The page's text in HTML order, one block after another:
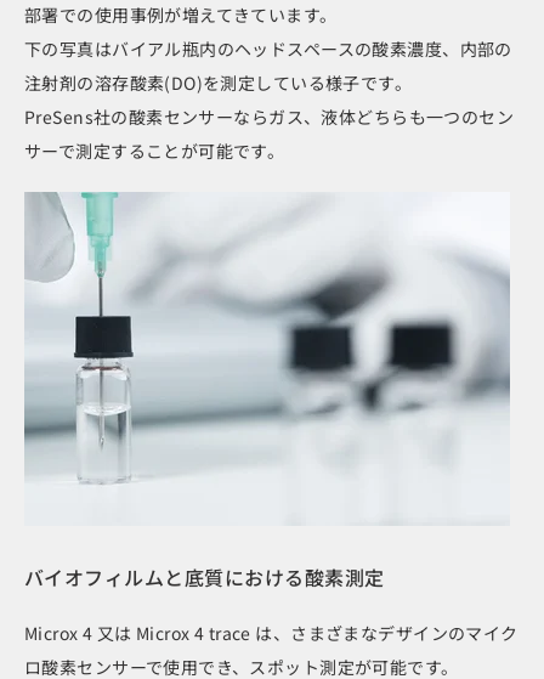
部署での使用事例が増えてきています。
下の写真はバイアル瓶内のヘッドスペースの酸素濃度、内部の
注射剤の溶存酸素(DO)を測定している様子です。
PreSens社の酸素センサーならガス、液体どちらも一つのセン
サーで測定することが可能です。
バイオフィルムと底質における酸素測定
Microx 4 又は Microx 4 trace は、さまざまなデザインのマイク
ロ酸素センサーで使用でき、スポット測定が可能です。